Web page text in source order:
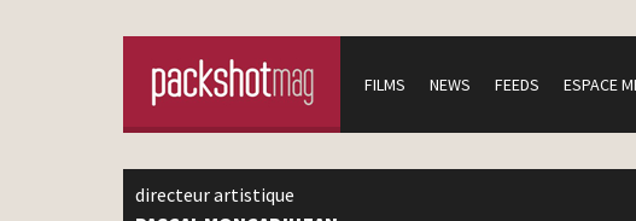
FILMS NEWS FEEDS ESPACE
directeur artistique